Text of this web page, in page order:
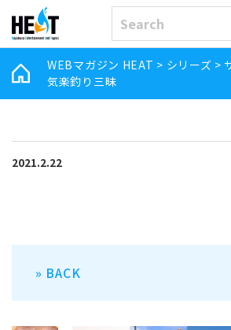
WEBマガジン HEAT > シリーズ >
気楽釣り三昧
2021.2.22
» BACK